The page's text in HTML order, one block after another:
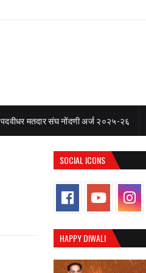
पदवीधर मतदार संघ नोंदणी अर्ज २०२५-२६
SOCIAL ICONS
HAPPY DIWALI